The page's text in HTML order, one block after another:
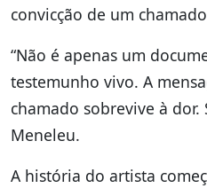
convicção de um
“Não é apenas um
testemunho vivo. A
chamado sobrevive à dor.
Meneleu.
A história do artista